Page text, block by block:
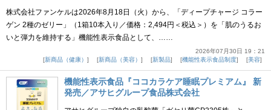
株式会社ファンケルは2026年8月18日（火）から、「ディープチャージ コラー
ゲン 2種のゼリー」（1箱10本入り／価格：2,494円＜税込＞）を「肌のうるお
いと弾力を維持する」機能性表示食品として、……
2026年07月30日 19：21
新商品（健康）
新商品（美容） 新製品 機能性表示食品制度 美容
機能性表示食品『ココカラケア睡眠プレミアム』 新
発売／アサヒグループ食品株式会社